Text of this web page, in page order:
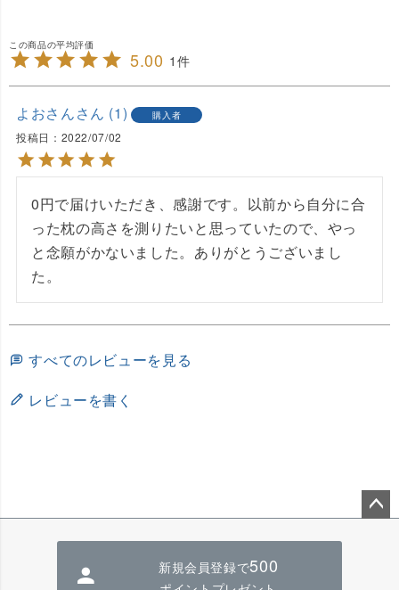
5.00 1
よおさん 1 購入者
投稿日 2022/07/02
0円で届けいただき、感謝です。以前から自分に合
った枕の高さを測りたいと思っていたので、やっ
と念願がかないました。ありがとうございまし
た。
すべてのレビューを見る
レビューを書く
新規会員登録で500